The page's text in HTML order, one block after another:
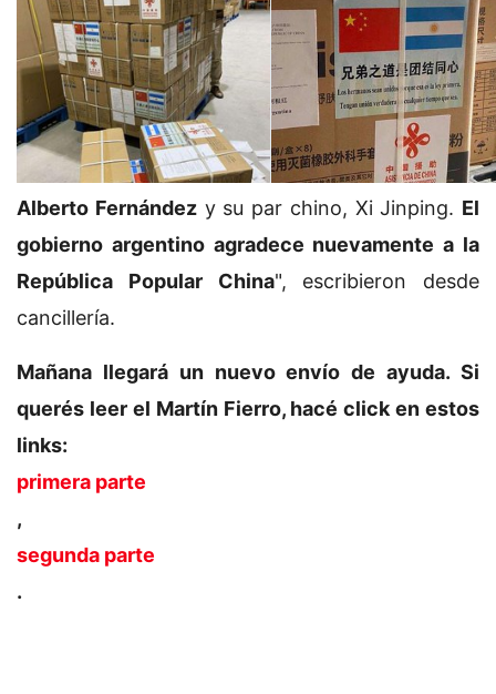
437 people are talking about this
"Esta cooperación binacional es producto de
numerosas conversaciones entre elPresidente
Alberto Fernándezy su par chino, Xi Jinping. El
gobierno argentino agradece nuevamente a la
República Popular China", escribieron desde
cancillería.
Mañana llegará un nuevo envío de ayuda. Si
querés leer el Martín Fierro, hacé click en estos
links:
primera parte
,
segunda parte
.